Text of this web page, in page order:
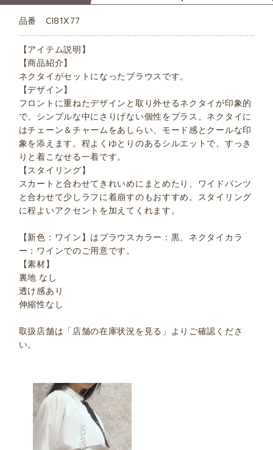
品番 CI81X77
【アイテム説明】
【商品紹介】
ネクタイがセットになったブラウスです。
【デザイン】
フロントに重ねたデザインと取り外せるネクタイが印象的
で、シンプルな中にさりげない個性をプラス。ネクタイに
はチェーン＆チャームをあしらい、モード感とクールな印
象を添えます。程よくゆとりのあるシルエットで、すっき
りと着こなせる一着です。
【スタイリング】
スカートと合わせてきれいめにまとめたり、ワイドパンツ
と合わせて少しラフに着崩すのもおすすめ。スタイリング
に程よいアクセントを加えてくれます。
【新色：ワイン】はブラウスカラー：黒、ネクタイカラ
ー：ワインでのご用意です。
【素材】
裏地 なし
透け感あり
伸縮性なし
取扱店舗は「店舗の在庫状況を見る」よりご確認くださ
い。